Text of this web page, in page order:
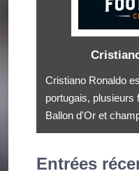
Cristiano Ronaldo
portugais, plusieurs
Ballon d'Or et
Entrées